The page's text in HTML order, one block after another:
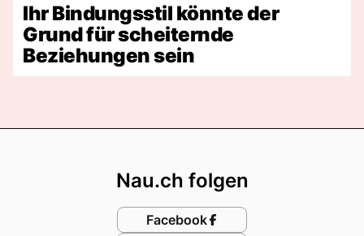
Ihr Bindungsstil könnte der
Grund für scheiternde
Beziehungen sein
Nau.ch folgen
Facebook